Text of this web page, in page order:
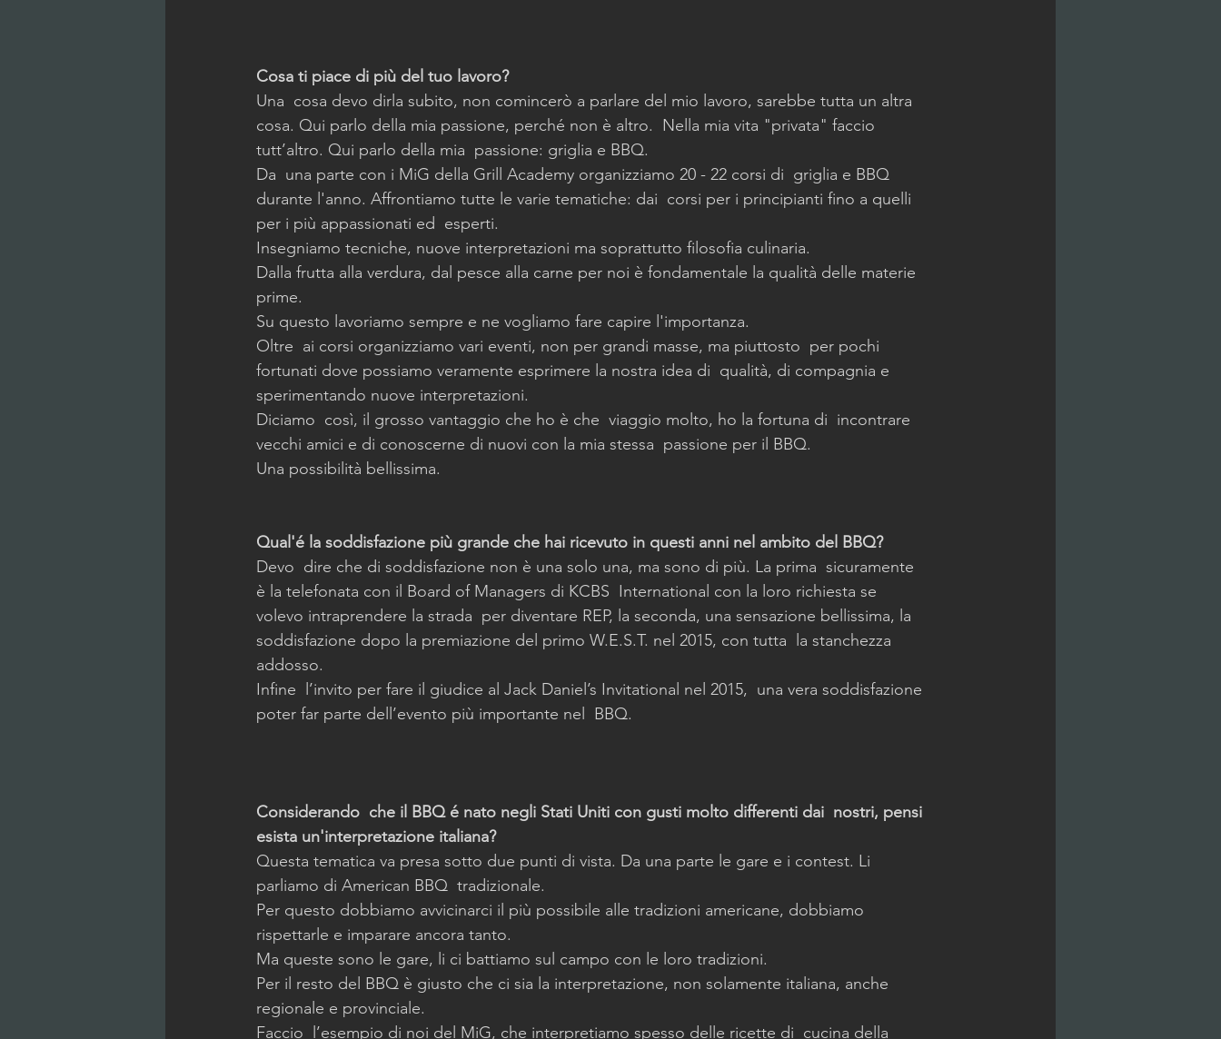
Cosa ti piace di più del tuo lavoro?
Una  cosa devo dirla subito, non comincerò a parlare del mio lavoro, sarebbe tutta un altra
cosa. Qui parlo della mia passione, perché non è altro.  Nella mia vita "privata" faccio
tutt’altro. Qui parlo della mia  passione: griglia e BBQ.
Da  una parte con i MiG della Grill Academy organizziamo 20 - 22 corsi di  griglia e BBQ
durante l'anno. Affrontiamo tutte le varie tematiche: dai  corsi per i principianti fino a quelli
per i più appassionati ed  esperti.
Insegniamo tecniche, nuove interpretazioni ma soprattutto filosofia culinaria.
Dalla frutta alla verdura, dal pesce alla carne per noi è fondamentale la qualità delle materie
prime.
Su questo lavoriamo sempre e ne vogliamo fare capire l'importanza.
Oltre  ai corsi organizziamo vari eventi, non per grandi masse, ma piuttosto  per pochi
fortunati dove possiamo veramente esprimere la nostra idea di  qualità, di compagnia e
sperimentando nuove interpretazioni.
Diciamo  così, il grosso vantaggio che ho è che  viaggio molto, ho la fortuna di  incontrare
vecchi amici e di conoscerne di nuovi con la mia stessa  passione per il BBQ.
Una possibilità bellissima.
Qual'é la soddisfazione più grande che hai ricevuto in questi anni nel ambito del BBQ?
Devo  dire che di soddisfazione non è una solo una, ma sono di più. La prima  sicuramente
è la telefonata con il Board of Managers di KCBS  International con la loro richiesta se
volevo intraprendere la strada  per diventare REP, la seconda, una sensazione bellissima, la
soddisfazione dopo la premiazione del primo W.E.S.T. nel 2015, con tutta  la stanchezza
addosso.
Infine  l’invito per fare il giudice al Jack Daniel’s Invitational nel 2015,  una vera soddisfazione
poter far parte dell’evento più importante nel  BBQ.
Considerando  che il BBQ é nato negli Stati Uniti con gusti molto differenti dai  nostri, pensi
esista un'interpretazione italiana?
Questa tematica va presa sotto due punti di vista. Da una parte le gare e i contest. Li
parliamo di American BBQ  tradizionale.
Per questo dobbiamo avvicinarci il più possibile alle tradizioni americane, dobbiamo
rispettarle e imparare ancora tanto.
Ma queste sono le gare, li ci battiamo sul campo con le loro tradizioni.
Per il resto del BBQ è giusto che ci sia la interpretazione, non solamente italiana, anche
regionale e provinciale.
Faccio  l’esempio di noi del MiG, che interpretiamo spesso delle ricette di  cucina della